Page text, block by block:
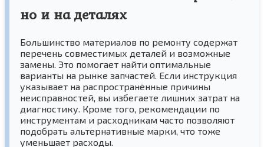
но и на деталях
Большинство материалов по ремонту содержат
перечень совместимых деталей и возможные
замены. Это помогает найти оптимальные
варианты на рынке запчастей. Если инструкция
указывает на распространённые причины
неисправностей, вы избегаете лишних затрат на
диагностику. Кроме того, рекомендации по
инструментам и расходникам часто позволяют
подобрать альтернативные марки, что тоже
уменьшает расходы.